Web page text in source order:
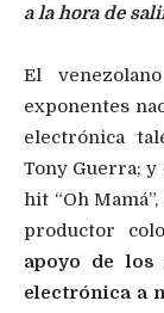
a la hora de
El
exponentes
electrónica
Tony Guerra; y
hit “Oh
productor
apoyo de los
electrónica a